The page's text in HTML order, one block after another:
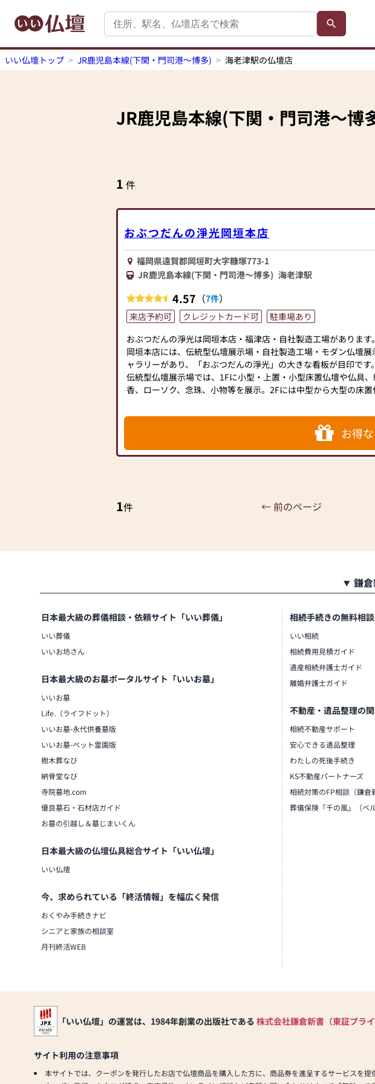
いい仏壇トップ JR鹿児島本線(下関・門司港～博多) 海老津駅の仏壇店
JR鹿児島本線(下関・門司港～博
1 件
おぶつだんの淨光岡垣本店
福岡県遠賀郡岡垣町大字糠塚773-1
JR鹿児島本線(下関・門司港～博多) 海老津駅
4.57 （7件）
来店予約可 クレジットカード可
駐車場あり
おぶつだんの淨光は岡垣本店・福津店・自社製造工場があります。
岡垣本店には、伝統型仏壇展示場・自社製造工場・モダン仏壇展
ャラリーがあり、「おぶつだんの淨光」の大きな看板が目印です。
伝統型仏壇展示場では、1Fに小型・上置・小型床置仏壇や仏具
香、ローソク、念珠、小物等を展示。2Fには中型から大型の床置
モダン仏壇展示ギャラリーでは広々とした空間に、デザイン性と
性を兼ね備えたコンパクトでスタイリッシュなモダン仏壇をたく
是非、「工場のあるお店 おぶつだんの浄光」へお越しください
・お仏壇の展示本数は常時200基以上で地域一番。（唐木仏壇、金
・線香、ローソク、お香、念珠なども豊富に取り揃えております
お得
1件 ← 前のページ
鎌
日本最大級の葬儀相談・依頼サイト「いい葬儀」
いい葬儀
いいお坊さん
日本最大級のお墓ポータルサイト「いいお墓」
いいお墓
Life.（ライフドット）
いいお墓-永代供養墓版
いいお墓-ペット霊園版
樹木葬なび
納骨堂なび
寺院墓地.com
優良墓石・石材店ガイド
お墓の引越し＆墓じまいくん
日本最大級の仏壇仏具総合サイト「いい仏壇」
いい仏壇
今、求められている「終活情報」を幅広く発信
おくやみ手続きナビ
シニアと家族の相談室
月刊終活WEB
相続手続きの無料相
いい相続
相続費用見積ガイド
遺産相続弁護士ガイド
離婚弁護士ガイド
不動産・遺品整理の
相続不動産サポート
安心できる遺品整理
わたしの死後手続き
KS不動産パートナーズ
相続対策のFP相談（鎌倉
葬儀保険「千の風」（ベ
「いい仏壇」の運営は、1984年創業の出版社である 株式会社鎌倉新書（東証プラ
サイト利用の注意事項
本サイトでは、クーポンを発行したお店で仏壇商品を購入した方に、商品券を進呈するサービスを